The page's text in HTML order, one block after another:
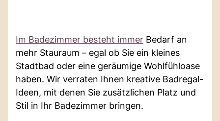
Im Badezimmer besteht immer Bedarf an
mehr Stauraum – egal ob Sie ein kleines
Stadtbad oder eine geräumige Wohlfühloase
haben. Wir verraten Ihnen kreative Badregal-
Ideen, mit denen Sie zusätzlichen Platz und
Stil in Ihr Badezimmer bringen.